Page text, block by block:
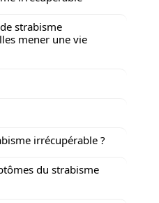
strabisme
mener une vie
irrécupérable ?
du strabisme